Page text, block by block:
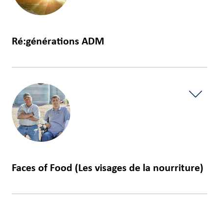
Ré:générations ADM
EN SAVOIR PLUS
Faces of Food (Les visages de la nourriture)